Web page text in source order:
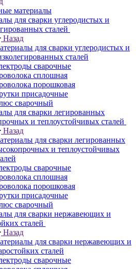
материалы
для сварки углеродистых и
сталей
Назад
для сварки углеродистых и
сталей
сварочные
сплошная
порошковая
присадочные
сварочный
для сварки легированных
и теплоустойчивых сталей
Назад
для сварки легированных
и теплоустойчивых
сварочные
сплошная
порошковая
присадочные
сварочный
для сварки нержавеющих и
сталей
Назад
для сварки нержавеющих и
сталей
сварочные